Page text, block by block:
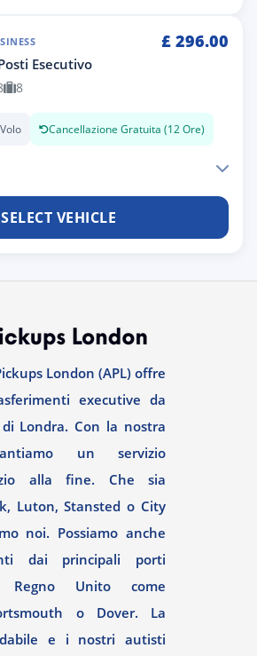
£ 296.00
Esecutivo
8
Cancellazione Gratuita (12 Ore)
SELECT VEHICLE
London (APL) offre
executive da
Londra. Con la nostra
un servizio
alla fine. Che sia
Luton, Stansted o City
noi. Possiamo anche
dai principali porti
Regno Unito come
o Dover. La
e i nostri autisti